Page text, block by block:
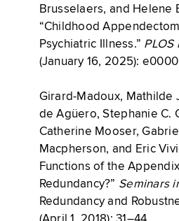
Brusselaers, and Helene
“Childhood
Psychiatric Illness.” PLOS
(January 16, 2025):
Girard-Madoux, Mathilde
de Agüero, Stephanie C.
Catherine Mooser,
Macpherson, and Eric
Functions of the
Redundancy?” Seminars
Redundancy and